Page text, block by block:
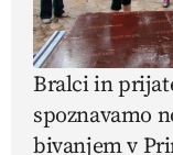
Bralci in
spoznavamo
bivanjem v